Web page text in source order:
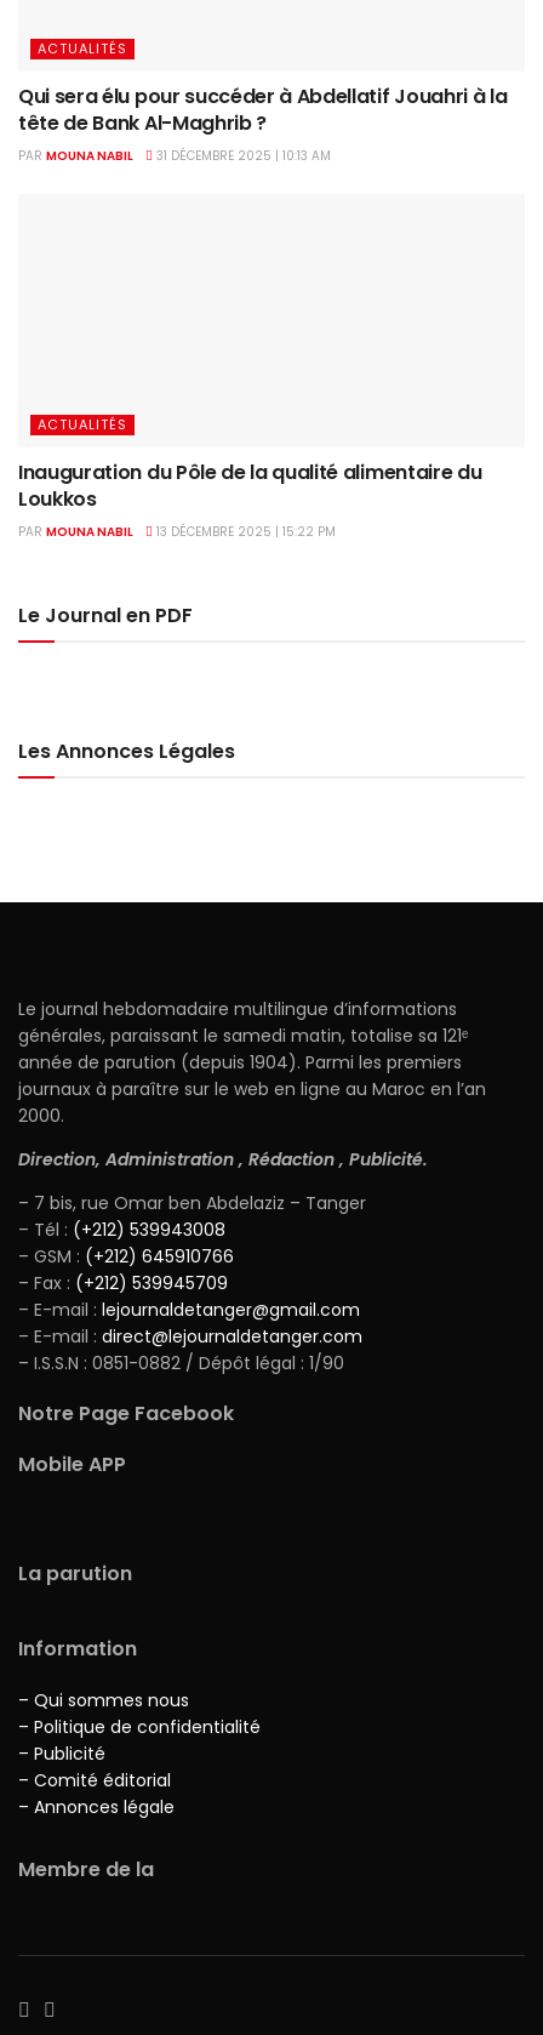
ACTUALITÉS
Qui sera élu pour succéder à Abdellatif Jouahri à la
tête de Bank Al-Maghrib ?
PAR MOUNA NABIL 31 DÉCEMBRE 2025 | 10:13 AM
ACTUALITÉS
Inauguration du Pôle de la qualité alimentaire du
Loukkos
PAR MOUNA NABIL 13 DÉCEMBRE 2025 | 15:22 PM
Le Journal en PDF
Les Annonces Légales
Le journal hebdomadaire multilingue d’informations
générales, paraissant le samedi matin, totalise sa 121ᵉ
année de parution (depuis 1904). Parmi les premiers
journaux à paraître sur le web en ligne au Maroc en l’an
2000.
Direction, Administration , Rédaction , Publicité.
– 7 bis, rue Omar ben Abdelaziz – Tanger
– Tél : (+212) 539943008
– GSM : (+212) 645910766
– Fax : (+212) 539945709
– E-mail : lejournaldetanger@gmail.com
– E-mail : direct@lejournaldetanger.com
– I.S.S.N : 0851-0882 / Dépôt légal : 1/90
Notre Page Facebook
Mobile APP
La parution
Information
– Qui sommes nous
– Politique de confidentialité
– Publicité
– Comité éditorial
– Annonces légale
Membre de la